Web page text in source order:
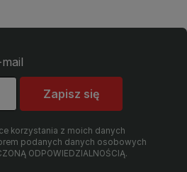
Zapisz się
korzystania z moich danych
podanych danych osobowych
ODPOWIEDZIALNOŚCIĄ.